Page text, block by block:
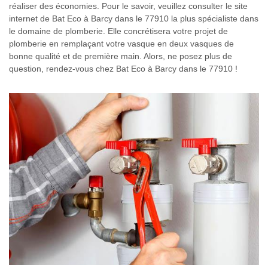
réaliser des économies. Pour le savoir, veuillez consulter le site
internet de Bat Eco à Barcy dans le 77910 la plus spécialiste dans
le domaine de plomberie. Elle concrétisera votre projet de
plomberie en remplaçant votre vasque en deux vasques de
bonne qualité et de première main. Alors, ne posez plus de
question, rendez-vous chez Bat Eco à Barcy dans le 77910 !